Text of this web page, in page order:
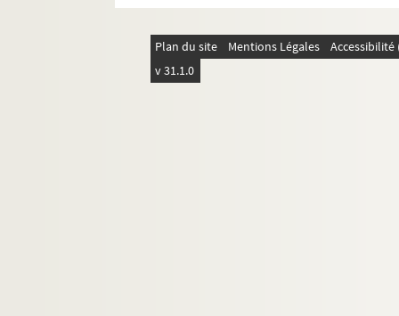
Plan du site Mentions Légales
v 31.1.0